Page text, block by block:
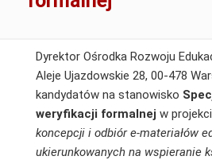
Dyrektor Ośrodka Rozwoju
Aleje Ujazdowskie 28, 00-478
kandydatów na stanowisko
weryfikacji formalnej w
koncepcji i odbiór e-materiałów
ukierunkowanych na wspieranie